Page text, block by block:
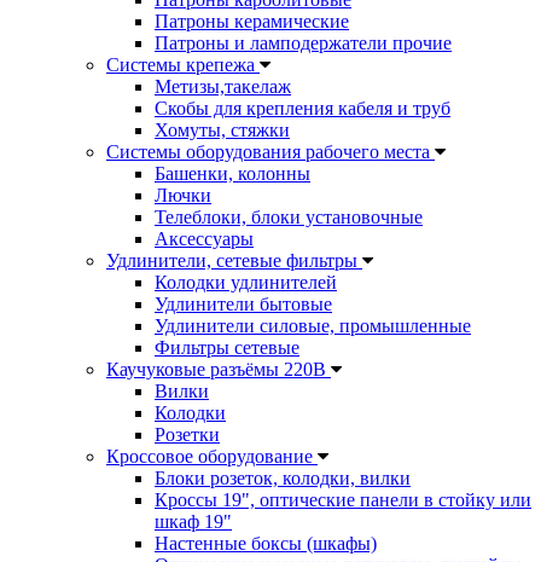
Патроны керамические
Патроны и ламподержатели прочие
Системы крепежа
Метизы,такелаж
Скобы для крепления кабеля и труб
Хомуты, стяжки
Системы оборудования рабочего места
Башенки, колонны
Лючки
Телеблоки, блоки установочные
Аксессуары
Удлинители, сетевые фильтры
Колодки удлинителей
Удлинители бытовые
Удлинители силовые, промышленные
Фильтры сетевые
Каучуковые разъёмы 220В
Вилки
Колодки
Розетки
Кроссовое оборудование
Блоки розеток, колодки, вилки
Кроссы 19", оптические панели в стойку или
шкаф 19"
Настенные боксы (шкафы)